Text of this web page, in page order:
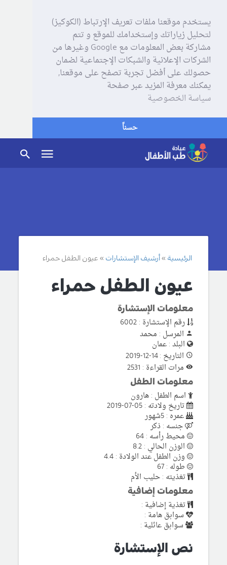
يستخدم موقعنا ملفات تعريف الإرتباط (الكوكيز)
لتحليل زياراتك وإستخدامك للموقع و تتم
مشاركة بعض المعلومات مع Google وغيرها من
الشركات الإعلانية والشبكات الإجتماعية لضمان
حصولك على أفضل تجربة تصفح على موقعنا,
يمكنك معرفة المزيد عبر صفحة
سياسة الخصوصية
حسناً
الرئيسية أرشيف الإستشارات عيون الطفل حمراء
عيون الطفل حمراء
معلومات الإستشارة
رقم الإستشارة : 6002
المرسل : محمد
البلد : عمان
التاريخ : 14-12-2019
مرات القراءة : 2531
معلومات الطفل
اسم الطفل : هارون
تاريخ ولادته : 05-07-2019
عمره : 5شهور
جنسه : ذكر
محيط رأسه : 64
الوزن الحالي : 8.2
وزن الطفل عند الولادة : 4.4
طوله : 67
تغذيته : حليب الأم
معلومات إضافية
تغذية إضافية :
سوابق هامة :
سوابق عائلية :
نص الإستشارة